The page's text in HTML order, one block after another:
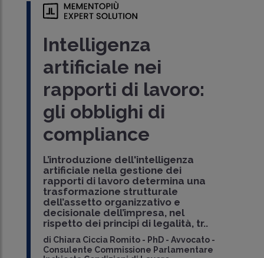
Intelligenza
artificiale nei
rapporti di lavoro:
gli obblighi di
compliance
L’introduzione dell'intelligenza
artificiale nella gestione dei
rapporti di lavoro determina una
trasformazione strutturale
dell’assetto organizzativo e
decisionale dell’impresa, nel
rispetto dei principi di legalità, tr..
di Chiara Ciccia Romito - PhD - Avvocato -
Consulente Commissione Parlamentare